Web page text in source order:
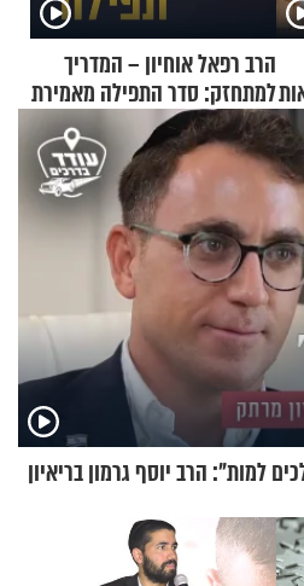
הרב רפאל אוחיון – המדריך
למתחזק: סדר התפילה מאמירת
הקורבנות ועד קריאת שמע
למות": הרב יוסף גרמון בריאיון